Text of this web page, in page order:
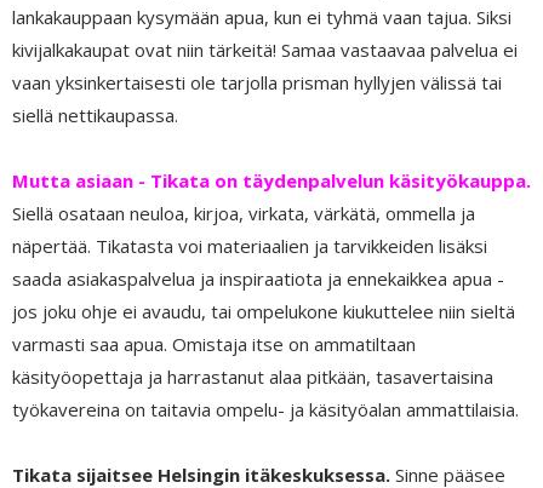
lankakauppaan kysymään apua, kun ei tyhmä vaan tajua. Siksi
kivijalkakaupat ovat niin tärkeitä! Samaa vastaavaa palvelua ei
vaan yksinkertaisesti ole tarjolla prisman hyllyjen välissä tai
siellä nettikaupassa.
Mutta asiaan - Tikata on täydenpalvelun käsityökauppa.
Siellä osataan neuloa, kirjoa, virkata, värkätä, ommella ja
näpertää. Tikatasta voi materiaalien ja tarvikkeiden lisäksi
saada asiakaspalvelua ja inspiraatiota ja ennekaikkea apua -
jos joku ohje ei avaudu, tai ompelukone kiukuttelee niin sieltä
varmasti saa apua. Omistaja itse on ammatiltaan
käsityöopettaja ja harrastanut alaa pitkään, tasavertaisina
työkavereina on taitavia ompelu- ja käsityöalan ammattilaisia.
Tikata sijaitsee Helsingin itäkeskuksessa. Sinne pääsee